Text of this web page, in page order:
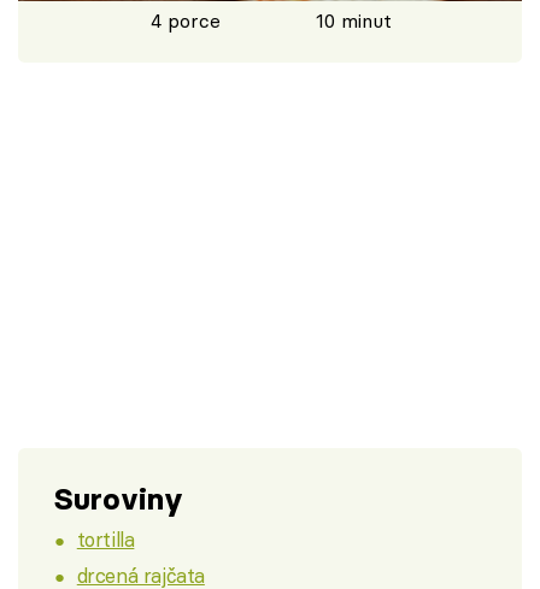
Škola vaření4 porce 10 minut
Suroviny
tortilla
drcená rajčata